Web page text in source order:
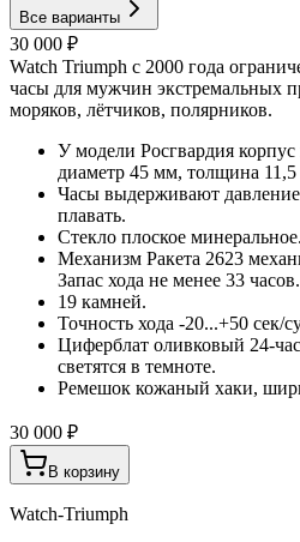
Все варианты
30 000 ₽
Watch Triumph с 2000 года
часы для мужчин экстремальных
моряков, лётчиков, полярников.
У модели Росгвардия
диаметр 45 мм, толщина
Часы выдерживают
плавать.
Стекло плоское минеральное.
Механизм Ракета 2623
Запас хода не менее 33 часов.
19 камней.
Точность хода -20...+50 сек/
Циферблат оливковый 24-
светятся в темноте.
Ремешок кожаный хаки,
30 000 ₽
В корзину
Watch-Triumph